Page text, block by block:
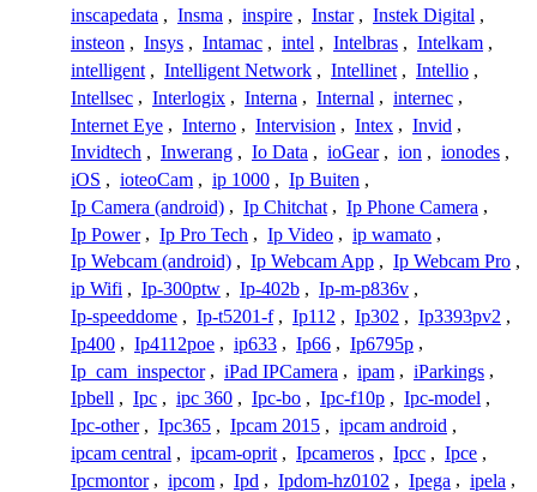
inscapedata , Insma , inspire , Instar , Instek Digital ,
insteon , Insys , Intamac , intel , Intelbras , Intelkam ,
intelligent , Intelligent Network , Intellinet , Intellio ,
Intellsec , Interlogix , Interna , Internal , internec ,
Internet Eye , Interno , Intervision , Intex , Invid ,
Invidtech , Inwerang , Io Data , ioGear , ion , ionodes ,
iOS , ioteoCam , ip 1000 , Ip Buiten ,
Ip Camera (android) , Ip Chitchat , Ip Phone Camera ,
Ip Power , Ip Pro Tech , Ip Video , ip wamato ,
Ip Webcam (android) , Ip Webcam App , Ip Webcam Pro ,
ip Wifi , Ip-300ptw , Ip-402b , Ip-m-p836v ,
Ip-speeddome , Ip-t5201-f , Ip112 , Ip302 , Ip3393pv2 ,
Ip400 , Ip4112poe , ip633 , Ip66 , Ip6795p ,
Ip_cam_inspector , iPad IPCamera , ipam , iParkings ,
Ipbell , Ipc , ipc 360 , Ipc-bo , Ipc-f10p , Ipc-model ,
Ipc-other , Ipc365 , Ipcam 2015 , ipcam android ,
ipcam central , ipcam-oprit , Ipcameros , Ipcc , Ipce ,
Ipcmontor , ipcom , Ipd , Ipdom-hz0102 , Ipega , ipela ,